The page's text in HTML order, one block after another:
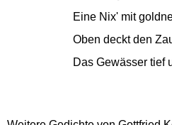
Eine Nix' mit
Oben deckt den
Das Gewässer tief